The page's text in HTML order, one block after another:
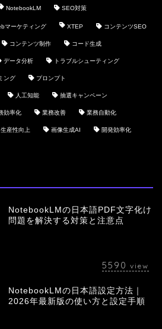
NotebookLM SEO対策
マーケティング XTEP コンテンツSEO
コンテンツ制作 コード生成
データ分析 トラブルシューティング
ング プロンプト
人工知能 抽選キャンペーン
効率化 業務改善 業務自動化
生産性向上 画像生成AI 開発効率化
NotebookLMの日本語PDF文字化け
問題を解決する対策と注意点
5590 view
NotebookLMの日本語設定方法｜
2026年最新版の使い方と設定手順
会社概要